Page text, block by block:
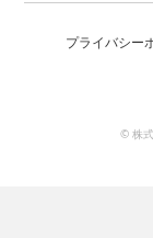
プライバシー
© 株